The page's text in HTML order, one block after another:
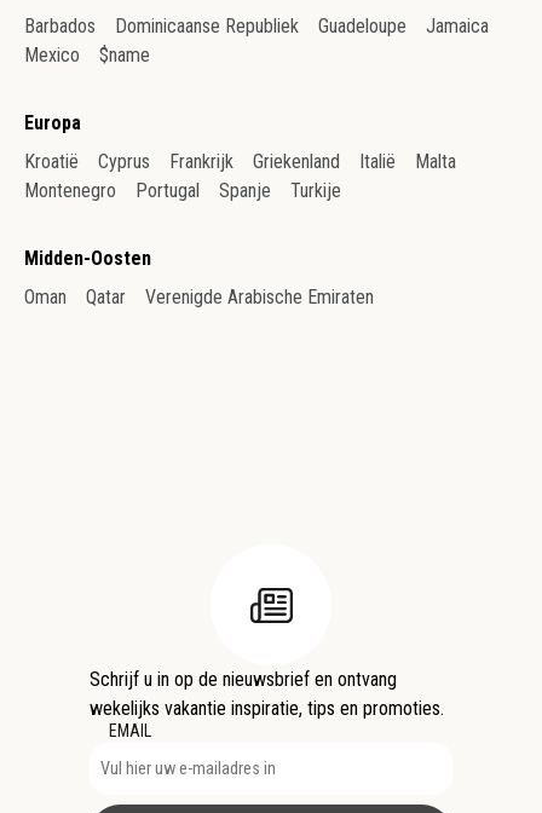
Barbados
Dominicaanse Republiek Guadeloupe
Jamaica
Mexico
$name
Europa
Kroatië
Cyprus Frankrijk Griekenland Italië
Malta
Montenegro
Portugal Spanje Turkije
Midden-Oosten
Oman
Qatar Verenigde Arabische Emiraten
Schrijf u in op de nieuwsbrief en ontvang
wekelijks vakantie inspiratie, tips en promoties.
EMAIL